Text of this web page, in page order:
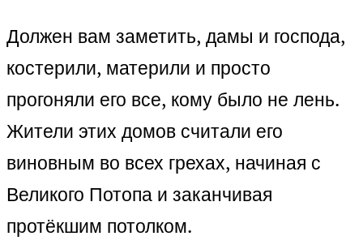
Должен вам заметить, дамы и господа,
костерили, материли и просто
прогоняли его все, кому было не лень.
Жители этих домов считали его
виновным во всех грехах, начиная с
Великого Потопа и заканчивая
протёкшим потолком.